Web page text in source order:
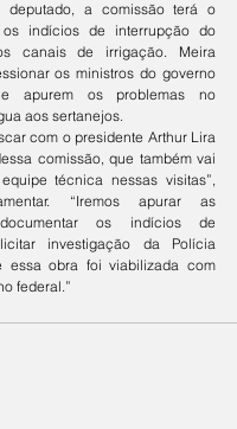
deputado, a comissão terá o
indícios de interrupção do
canais de irrigação. Meira
os ministros do governo
apurem os problemas no
aos sertanejos.
comissão, que também vai
técnica nessas visitas”,
“Iremos apurar as
documentar os indícios de
investigação da Polícia
essa obra foi viabilizada com
federal.”